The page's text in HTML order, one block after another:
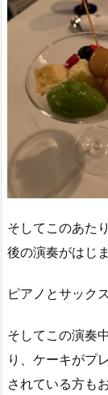
そしてこのあた
後の演奏がはじ
ピアノとサック
そしてこの演奏
り、ケーキがプ
されている方も